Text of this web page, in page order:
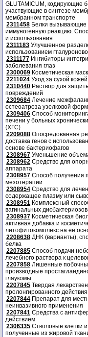
GLUTAMICUM, кодирующие
участвующие в синтезе
мембранном транспорте
2311458 Белки вызывающие
иммуногенную реакцию.
и использования
2311183 Улучшенное
использованием
2311177 Ингибиторы
заболевания глаз
2300069 Косметическая
2211024 Уход за сухой кожей
2310440 Раствор для
повреждений
2309684 Лечение
остеоатроза узелковой
2309406 Способ
печени у больных
(ХГС)
2209088 Опосредованная
доставка генов с
основе бактериофагов
2308967 Уменьшение
2308962 Средство для
аппарата
2308957 Способ получения
мезотерапии
2308954 Средство для
содержащее плазму или
2308951 Комплексный
вагинальных дисбактериозов
2308937 Косметическая
активная добавка и
литофитокомплекс на ее
2208638 ДНК (варианты),
белка
2207885 Способ подачи
лечебного раствора к
2207858 Лишенные
производные
глаукомы
2207845 Твердая
пролонгированного действия
2207844 Препарат для
неинвазивного применения
2207841 Средства с
действием
2306335 Стволовые клетки
полученные из жировой